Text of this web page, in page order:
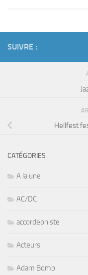
SUIVRE :
Hellfest
CATÉGORIES
A la une
AC/DC
accordeoniste
Acteurs
Adam Bomb